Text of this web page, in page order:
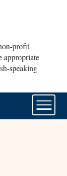
profit
appropriate
speaking